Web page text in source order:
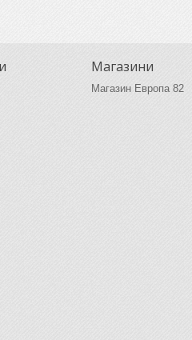
Магазини
Магазин Европа 82